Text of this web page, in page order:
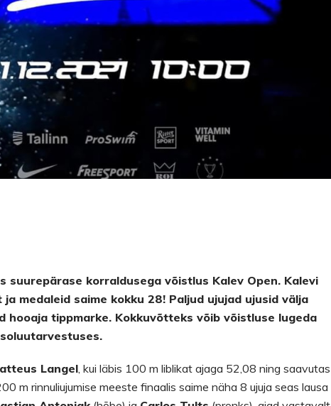
suurepärase korraldusega võistlus Kalev Open. Kalevi
medaleid saime kokku 28! Paljud ujujad ujusid välja
hooaja tippmarke. Kokkuvõtteks võib võistluse lugeda
Langel , kui läbis 100 m liblikat ajaga 52,08 ning saavutas
m rinnuliujumise meeste finaalis saime näha 8 ujuja seas lausa